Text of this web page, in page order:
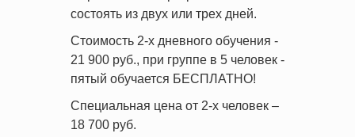
состоять из двух или трех дней.
Стоимость 2-х дневного обучения -
21 900 руб., при группе в 5 человек -
пятый обучается БЕСПЛАТНО!
Специальная цена от 2-х человек –
18 700 руб.